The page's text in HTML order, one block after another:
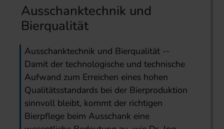
Ausschanktechnik und
Bierqualität
Ausschanktechnik und Bierqualität --
Damit der technologische und technische
Aufwand zum Erreichen eines hohen
Qualitätsstandards bei der Bierproduktion
sinnvoll bleibt, kommt der richtigen
Bierpflege beim Ausschank eine